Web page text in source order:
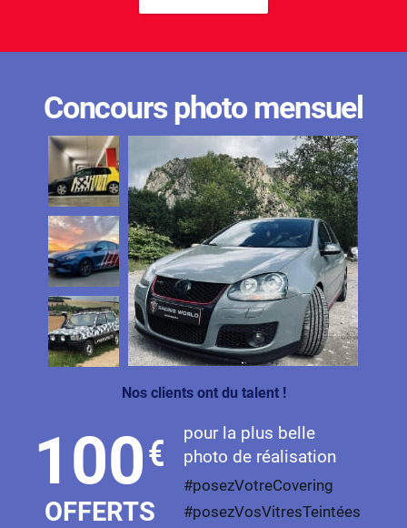
Concours photo mensuel
Nos clients ont du talent !
100€
OFFERTS
pour la plus belle
photo de réalisation
#posezVotreCovering
#posezVosVitresTeintées